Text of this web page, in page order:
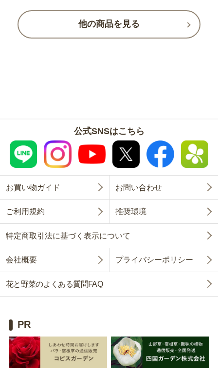
他の商品を見る
公式SNSはこちら
お買い物ガイド お問い合わせ
ご利用規約 推奨環境
特定商取引法に基づく表示について
会社概要 プライバシーポリシー
花と野菜のよくある質問FAQ
PR